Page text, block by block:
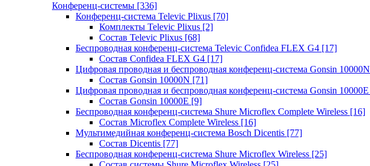
Конференц-системы [336]
Конференц-система Televic Plixus [70]
Комплекты Televic Plixus [2]
Состав Televic Plixus [68]
Беспроводная конференц-система Televic Confidea FLEX G4 [17]
Состав Confidea FLEX G4 [17]
Цифровая проводная и беспроводная конференц-система Gonsin 10000N
Состав Gonsin 10000N [71]
Цифровая проводная и беспроводная конференц-система Gonsin 10000E
Состав Gonsin 10000E [9]
Беспроводная конференц-система Shure Microflex Complete Wireless [16]
Состав Microflex Complete Wireless [16]
Мультимедийная конференц-система Bosch Dicentis [77]
Состав Dicentis [77]
Беспроводная конференц-система Shure Microflex Wireless [25]